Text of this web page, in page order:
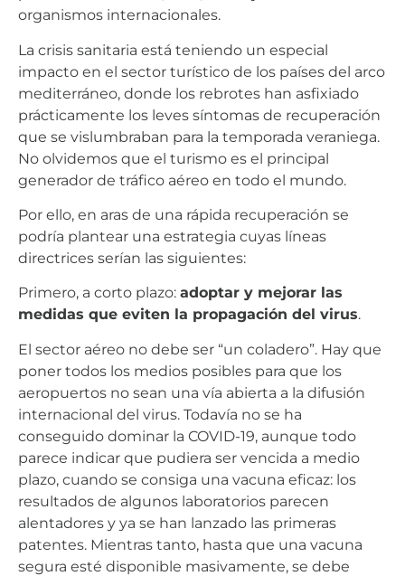
organismos internacionales.
La crisis sanitaria está teniendo un especial
impacto en el sector turístico de los países del arco
mediterráneo, donde los rebrotes han asfixiado
prácticamente los leves síntomas de recuperación
que se vislumbraban para la temporada veraniega.
No olvidemos que el turismo es el principal
generador de tráfico aéreo en todo el mundo.
Por ello, en aras de una rápida recuperación se
podría plantear una estrategia cuyas líneas
directrices serían las siguientes:
Primero, a corto plazo: adoptar y mejorar las
medidas que eviten la propagación del virus.
El sector aéreo no debe ser “un coladero”. Hay que
poner todos los medios posibles para que los
aeropuertos no sean una vía abierta a la difusión
internacional del virus. Todavía no se ha
conseguido dominar la COVID-19, aunque todo
parece indicar que pudiera ser vencida a medio
plazo, cuando se consiga una vacuna eficaz: los
resultados de algunos laboratorios parecen
alentadores y ya se han lanzado las primeras
patentes. Mientras tanto, hasta que una vacuna
segura esté disponible masivamente, se debe